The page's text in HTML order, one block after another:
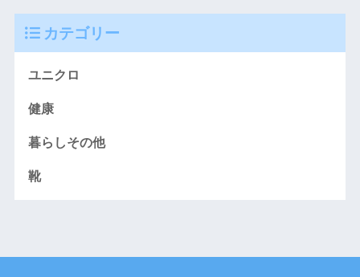
カテゴリー
ユニクロ
健康
暮らしその他
靴